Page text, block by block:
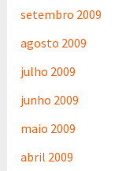
setembro 2009
agosto 2009
julho 2009
junho 2009
maio 2009
abril 2009